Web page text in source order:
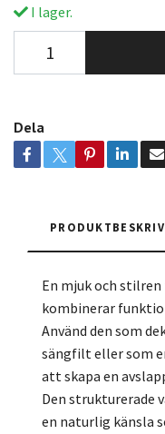
I lager.
Dela
En mjuk och
kombinerar
Använd den som
sängfilt eller som
att skapa en
Den strukturerade
en naturlig känsla